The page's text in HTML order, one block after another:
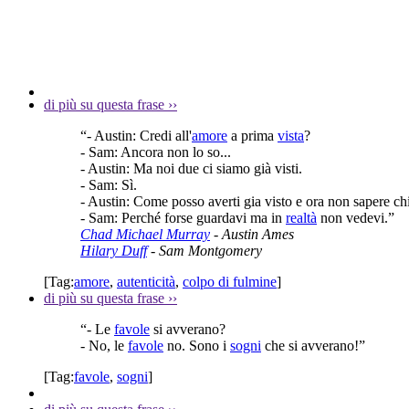
di più su questa frase ››
“- Austin: Credi all'amore a prima vista?
- Sam: Ancora non lo so...
- Austin: Ma noi due ci siamo già visti.
- Sam: Sì.
- Austin: Come posso averti gia visto e ora non sapere
- Sam: Perché forse guardavi ma in realtà non vedevi.”
Chad Michael Murray - Austin Ames
Hilary Duff- Sam Montgomery
[Tag:amore, autenticità, colpo di fulmine]
di più su questa frase ››
“- Le favole si avverano?
- No, le favole no. Sono i sogni che si avverano!”
[Tag:favole, sogni]